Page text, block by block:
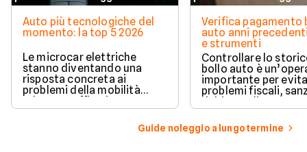
Auto più tecnologiche del
momento: la top 5 2026
Le microcar elettriche
stanno diventando una
risposta concreta ai
problemi della mobilità
urbana: traffico intenso,
parcheggi limitati e costi di
gestione sempre più alti.
Verifica pagamento
auto anni
e strumenti
Controllare lo
bollo auto è
importante per
problemi fiscali,
richieste di
inattese.
Guide noleggio a lungo termine